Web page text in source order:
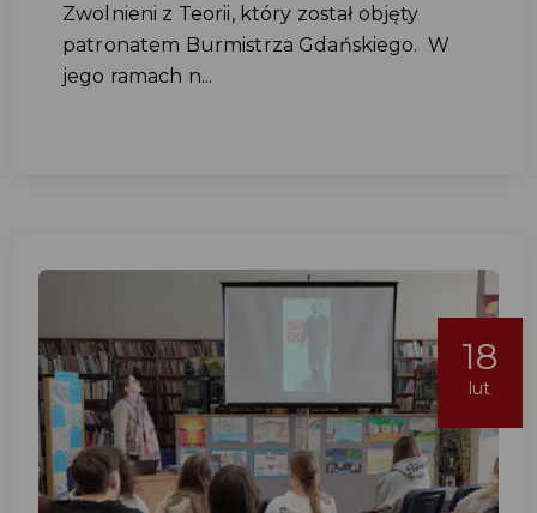
Zwolnieni z Teorii, który został objęty
patronatem Burmistrza Gdańskiego. W
jego ramach n...
18
lut